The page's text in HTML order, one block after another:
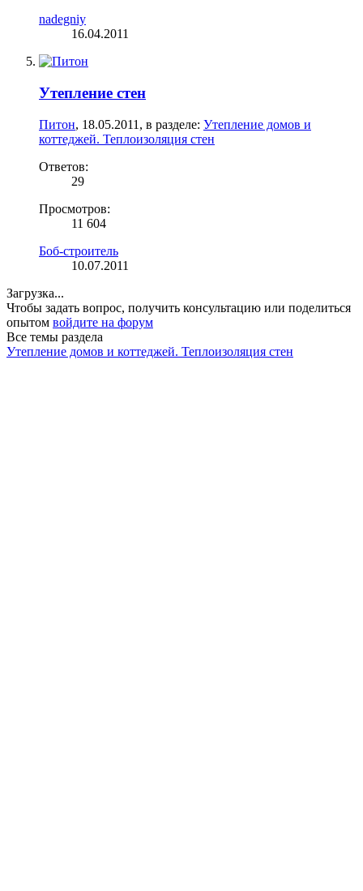
nadegniy
16.04.2011
Утепление стен
Питон, 18.05.2011 , в разделе: Утепление домов и
коттеджей. Теплоизоляция стен
Ответов:
29
Просмотров:
11 604
Боб-строитель
10.07.2011
Загрузка...
Чтобы задать вопрос, получить консультацию или поделиться
опытом войдите на форум
Все темы раздела
Утепление домов и коттеджей. Теплоизоляция стен